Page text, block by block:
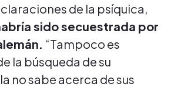
de la psíquica,
sido secuestrada por
“Tampoco es
la búsqueda de su
no sabe acerca de sus